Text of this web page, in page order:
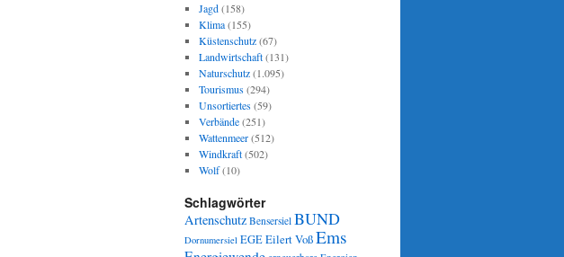
Jagd(158)
Klima(155)
Küstenschutz(67)
Landwirtschaft(131)
Naturschutz(1.095)
Tourismus(294)
Unsortiertes(59)
Verbände(251)
Wattenmeer(512)
Windkraft(502)
Wolf(10)
Schlagwörter
Artenschutz Bensersiel BUND
Dornumersiel EGEEilert VoßEms